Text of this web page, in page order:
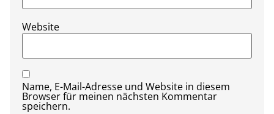
Website
Name, E-Mail-Adresse und Website in diesem
Browser für meinen nächsten Kommentar
speichern.